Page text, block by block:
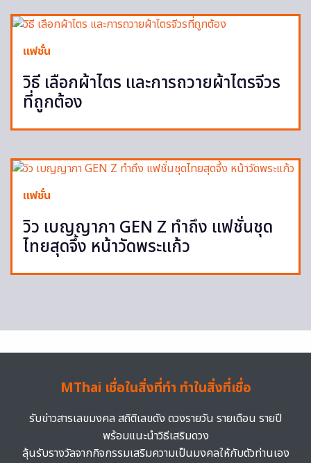
แฟชั่น
วิธี เลือกผ้าไตร และการถวายผ้าไตรจีวร
ที่ถูกต้อง
แฟชั่น
วิว เบญญาภา GEN Z ทำถึง แฟชั่นชุด
ไทยสุดจึ้ง หน้าวัดพระแก้ว
MThai เชื่อในสิ่งที่ทำ ทำในสิ่งที่เชื่อ
รับข่าวสารเลขมงคล สถิติเลขดัง ดวงรายวัน รายเดือน รายปี
พร้อมแนะนำวิธีเสริมดวง
ลุ้นรับรางวัลจากกิจกรรมเสริมความเป็นมงคลให้กับตัวท่านเอง